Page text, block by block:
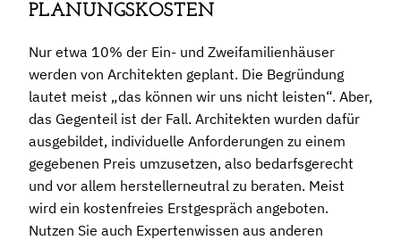
PLANUNGSKOSTEN
Nur etwa 10% der Ein- und Zweifamilienhäuser
werden von Architekten geplant. Die Begründung
lautet meist „das können wir uns nicht leisten“. Aber,
das Gegenteil ist der Fall. Architekten wurden dafür
ausgebildet, individuelle Anforderungen zu einem
gegebenen Preis umzusetzen, also bedarfsgerecht
und vor allem herstellerneutral zu beraten. Meist
wird ein kostenfreies Erstgespräch angeboten.
Nutzen Sie auch Expertenwissen aus anderen